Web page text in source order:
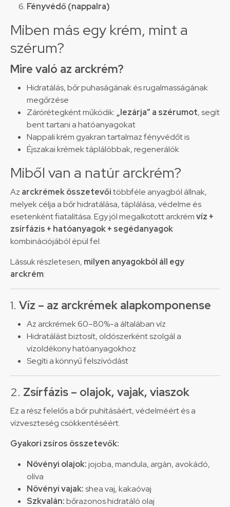
Fényvédő (nappalra)
Miben más egy krém, mint a
szérum?
Mire való az arckrém?
Hidratálás, bőr puhaságának és rugalmasságának
megőrzése
Zárórétegként működik: „lezárja” a szérumot, segít
bent tartani a hatóanyagokat
Nappali krém gyakran tartalmaz fényvédőt is
Éjszakai krémek táplálóbbak, regenerálók
Miből van a natúr arckrém?
Az arckrémek összetevőitöbbféle anyagból állnak,
melyek célja a bőr hidratálása, táplálása, védelme és
esetenként fiatalítása. Egy jól megalkotott arckrémvíz +
zsírfázis + hatóanyagok + segédanyagok
kombinációjából épül fel.
Lássuk részletesen, milyen anyagokból áll egy
arckrém:
1. Víz – az arckrémek alapkomponense
Az arckrémek 60–80%-a általában víz
Hidratálást biztosít, oldószerként szolgál a
vízoldékony hatóanyagokhoz
Segíti a könnyű felszívódást
2. Zsírfázis – olajok, vajak, viaszok
Ez a rész felelős a bőr puhításáért, védelméért és a
vízveszteség csökkentéséért.
Gyakori zsíros összetevők:
Növényi olajok:jojoba, mandula, argán, avokádó,
olíva
Növényi vajak:shea vaj, kakaóvaj
Szkvalán:bőrazonos hidratáló olaj